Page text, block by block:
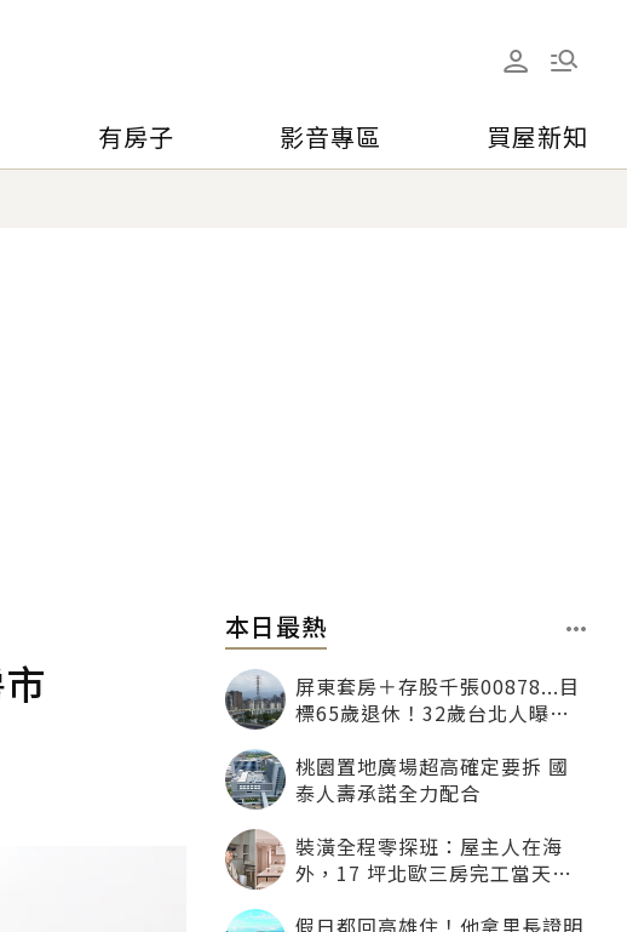
有房子 影音專區 買屋新知
本日最熱
屏東套房＋存股千張00878...目
標65歲退休！32歲台北人曝：
桃園置地廣場超高確定要拆 國
泰人壽承諾全力配合
裝潢全程零探班：屋主人在海
外，17 坪北歐三房完工當天才
假日都回高雄住！他拿里長證明